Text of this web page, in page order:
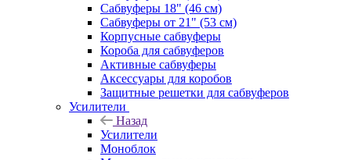
Сабвуферы 18" (46 см)
Сабвуферы от 21" (53 см)
Корпусные сабвуферы
Короба для сабвуферов
Активные сабвуферы
Аксессуары для коробов
Защитные решетки для сабвуферов
Усилители
Назад
Усилители
Моноблок